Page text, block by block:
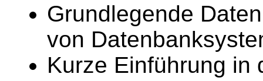
Grundlegende
von
Kurze Einführung in